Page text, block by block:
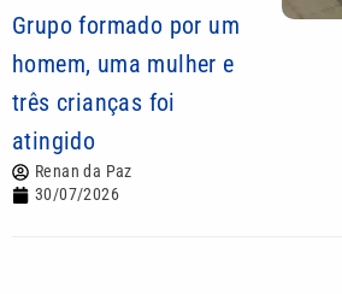
Grupo formado por um
homem, uma mulher e
três crianças foi
atingido
Renan da Paz
30/07/2026